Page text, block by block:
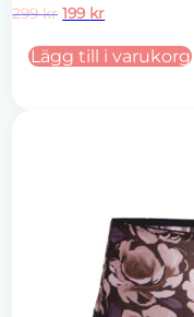
299kr Det
priset
var:
199 krDet
priset
är:
Lägg till i varukorg